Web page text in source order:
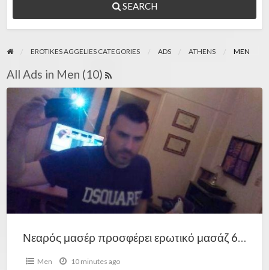
SEARCH
EROTIKES AGGELIES CATEGORIES ADS ATHENS MEN
All Ads in Men (10)
Νεαρός μασέρ προσφέρει ερωτικό μασάζ 6946833531
Men 10 minutes ago